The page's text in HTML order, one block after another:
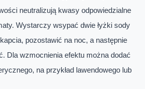
neutralizują kwasy odpowiedzialne
Wystarczy wsypać dwie łyżki sody
pozostawić na noc, a następnie
Dla wzmocnienia efektu można dodać
na przykład lawendowego lub